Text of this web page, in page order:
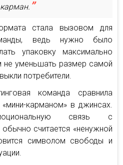
стала вызовом для
ведь нужно было
упаковку максимально
не уменьшать размер самой
потребители.
команда сравнила
карманом» в джинсах.
связь с
считается «ненужной
символом свободы и